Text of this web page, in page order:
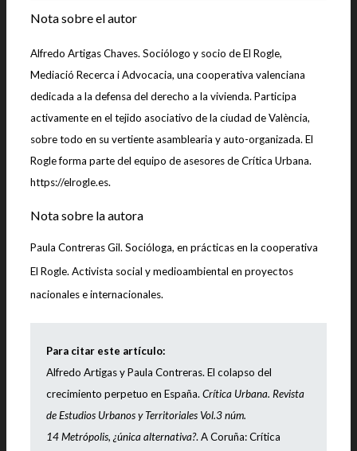
Nota sobre el autor
Alfredo Artigas Chaves. Sociólogo y socio de El Rogle,
Mediació Recerca i Advocacia, una cooperativa valenciana
dedicada a la defensa del derecho a la vivienda. Participa
activamente en el tejido asociativo de la ciudad de València,
sobre todo en su vertiente asamblearia y auto-organizada. El
Rogle forma parte del equipo de asesores de Crítica Urbana.
https://elrogle.es.
Nota sobre la autora
Paula Contreras Gil. Socióloga, en prácticas en la cooperativa
El Rogle. Activista social y medioambiental en proyectos
nacionales e internacionales.
Para citar este artículo:
Alfredo Artigas y Paula Contreras. El colapso del
crecimiento perpetuo en España.Crítica Urbana. Revista
de Estudios Urbanos y Territoriales Vol.3 núm.
14Metrópolis, ¿única alternativa?. A Coruña: Crítica